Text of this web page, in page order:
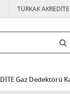
TÜRKAK
Gaz Dedektörü